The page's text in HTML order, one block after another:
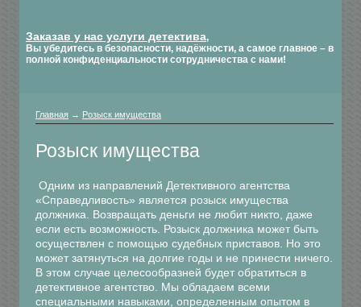
Заказав у нас услуги детектива,
Вы убедитесь в безопасности, надёжности, а самое главное – в
полной конфиденциальности сотрудничества с нами!
Главная → Розыск имущества
Розыск имущества
Одним из направлений Детективного агентства
«Справедливость» является розыск имущества
должника. Возвращать деньги не любит никто, даже
если есть возможность. Розыск должника может быть
осуществлен с помощью судебных приставов. Но это
может затянуться на долгие годы и не принести ничего.
В этом случае целесообразней будет обратиться в
детективное агентство. Мы обладаем всеми
специальными навыками, определенным опытом в